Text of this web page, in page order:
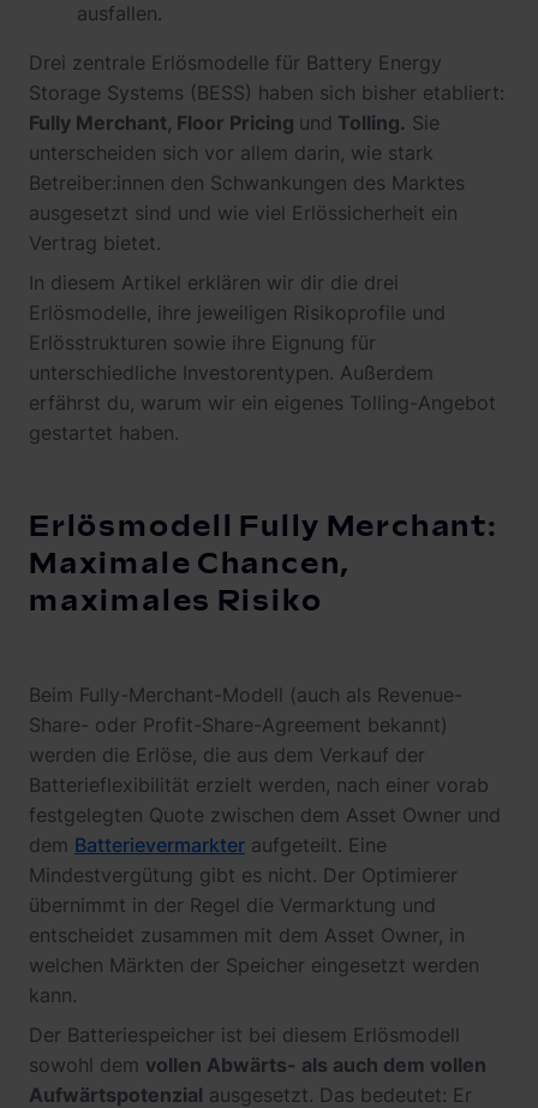
ausfallen.
Drei zentrale Erlösmodelle für Battery Energy
Storage Systems (BESS) haben sich bisher etabliert:
Fully Merchant, Floor Pricing und Tolling. Sie
unterscheiden sich vor allem darin, wie stark
Betreiber:innen den Schwankungen des Marktes
ausgesetzt sind und wie viel Erlössicherheit ein
Vertrag bietet.
In diesem Artikel erklären wir dir die drei
Erlösmodelle, ihre jeweiligen Risikoprofile und
Erlösstrukturen sowie ihre Eignung für
unterschiedliche Investorentypen. Außerdem
erfährst du, warum wir ein eigenes Tolling-Angebot
gestartet haben.
Erlösmodell Fully Merchant:
Maximale Chancen,
maximales Risiko
Beim Fully-Merchant-Modell (auch als Revenue-
Share- oder Profit-Share-Agreement bekannt)
werden die Erlöse, die aus dem Verkauf der
Batterieflexibilität erzielt werden, nach einer vorab
festgelegten Quote zwischen dem Asset Owner und
dem Batterievermarkter aufgeteilt. Eine
Mindestvergütung gibt es nicht. Der Optimierer
übernimmt in der Regel die Vermarktung und
entscheidet zusammen mit dem Asset Owner, in
welchen Märkten der Speicher eingesetzt werden
kann.
Der Batteriespeicher ist bei diesem Erlösmodell
sowohl dem vollen Abwärts- als auch dem vollen
Aufwärtspotenzial ausgesetzt. Das bedeutet: Er